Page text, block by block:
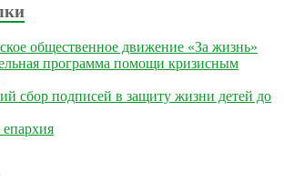
общественное движение «За жизнь»
программа помощи кризисным
сбор подписей в защиту жизни детей до